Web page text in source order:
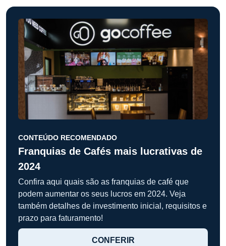
CONTEÚDO RECOMENDADO
Franquias de Cafés mais lucrativas de
2024
Confira aqui quais são as franquias de café que
podem aumentar os seus lucros em 2024. Veja
também detalhes de investimento inicial, requisitos e
prazo para faturamento!
CONFERIR